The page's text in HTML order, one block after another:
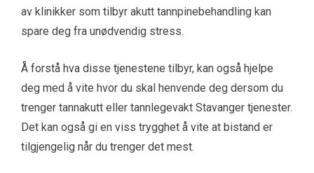
av klinikker som tilbyr akutt tannpinebehandling kan
spare deg fra unødvendig stress.
Å forstå hva disse tjenestene tilbyr, kan også hjelpe
deg med å vite hvor du skal henvende deg dersom du
trenger tannakutt eller tannlegevakt Stavanger tjenester.
Det kan også gi en viss trygghet å vite at bistand er
tilgjengelig når du trenger det mest.